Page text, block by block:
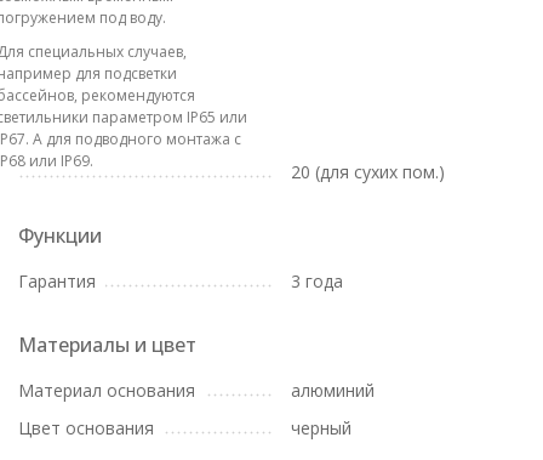
под воду.
специальных случаев,
для подсветки
рекомендуются
параметром IP65 или
А для подводного монтажа с
или IP69.
20 (для сухих пом.)
Функции
Гарантия 3 года
Материалы и цвет
Материал основания
алюминий
Цвет основания
черный